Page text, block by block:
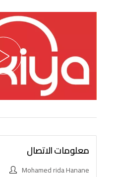
معلومات الاتصال
Mohamed rida Hanane